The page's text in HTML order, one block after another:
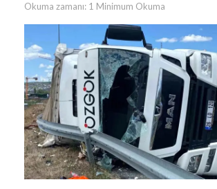
Okuma zamanı: 1 Minimum Okuma